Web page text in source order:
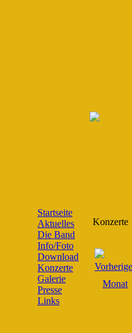
Startseite
Aktuelles
Die Band
Info/Foto
Download
Konzerte
Galerie
Presse
Links
Konzerte